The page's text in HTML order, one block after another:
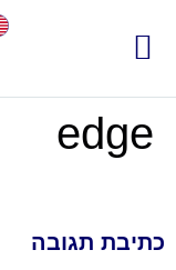
edge
כתיבת תגובה